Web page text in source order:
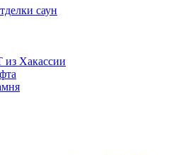
саун
Хакассии